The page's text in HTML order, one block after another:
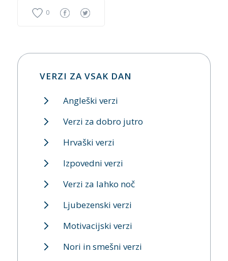
0
VERZI ZA VSAK DAN
Angleški verzi
Verzi za dobro jutro
Hrvaški verzi
Izpovedni verzi
Verzi za lahko noč
Ljubezenski verzi
Motivacijski verzi
Nori in smešni verzi